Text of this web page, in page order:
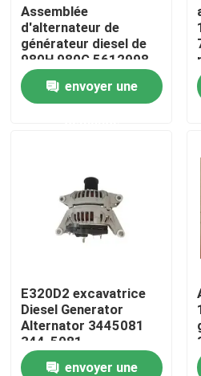
Contactez-nous
Nouvelles
Excavatrice Spare Part
CAT Spare Parts
Pièces détachées de
Pièces de moteur Perkins
Assemblée
d'alternateur de
générateur diesel de
980H 980G 5612998
561-2998
envoyer une
E320D2 excavatrice
Diesel Generator
Alternator 3445081
344-5081
envoyer une